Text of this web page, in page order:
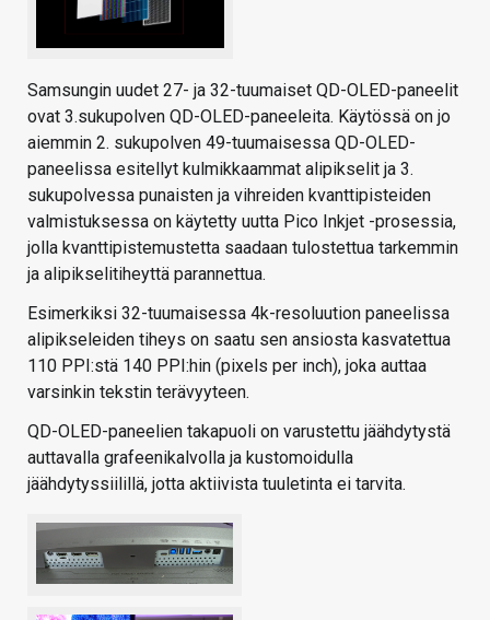
Samsungin uudet 27- ja 32-tuumaiset QD-OLED-paneelit
ovat 3.sukupolven QD-OLED-paneeleita. Käytössä on jo
aiemmin 2. sukupolven 49-tuumaisessa QD-OLED-
paneelissa esitellyt kulmikkaammat alipikselit ja 3.
sukupolvessa punaisten ja vihreiden kvanttipisteiden
valmistuksessa on käytetty uutta Pico Inkjet -prosessia,
jolla kvanttipistemustetta saadaan tulostettua tarkemmin
ja alipikselitiheyttä parannettua.
Esimerkiksi 32-tuumaisessa 4k-resoluution paneelissa
alipikseleiden tiheys on saatu sen ansiosta kasvatettua
110 PPI:stä 140 PPI:hin (pixels per inch), joka auttaa
varsinkin tekstin terävyyteen.
QD-OLED-paneelien takapuoli on varustettu jäähdytystä
auttavalla grafeenikalvolla ja kustomoidulla
jäähdytyssiilillä, jotta aktiivista tuuletinta ei tarvita.